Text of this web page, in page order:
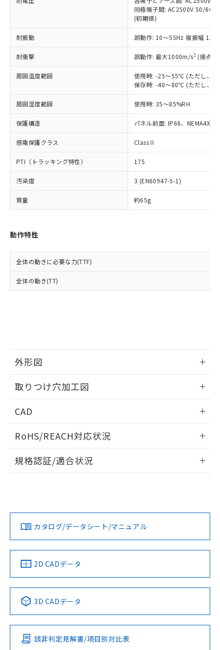
同極端子間: AC2500V 50/
(初期値)
耐振動 誤動作: 10～55Hz 複振幅
耐衝撃 誤動作: 最大1000m/s2 (接点
周囲温度範囲
使用時: -25～55℃ (ただし、氷
保存時: -40～80℃ (ただし、氷
周囲湿度範囲 使用時: 35～85%RH
保護構造 パネル前面: IP66、NEMA4X,
感電保護クラス Class II
PTI（トラッキング特性） 175
汚染度 3 (EN60947-5-1)
質量 約65g
動作特性
全体の動きに必要な力(TTF)
全体の動き(TT)
外形図
取りつけ穴加工図
CAD
ドすることができます。
ログイン/会員登録
ダウンロードデータをご利用いただく前に、以下を必ずお読
みください。
ソフトウェアの使用条件
RoHS/REACH対応状況
EU RoHS 注意事項・凡例
対応済み
中国 RoHS 注意事項・凡例
Pb Hg Cd Cr(VI)
O
規格認証/適合状況
カタログ/データシート/マニュアル
2D CADデータ
3D CADデータ
該非判定見解書/項目別対比表
在庫状況および標準価格照会結果は、
記載している更新日時点での社内デー
タに基づき作成されるものであり、閲
覧された時点での実際の在庫および標
準価格とは異なる場合があることをご
正式な納期状況および標準価格はお客
様のお取引先、またはお客様担当のオ
ムロン制御機器販売店・当社販売員に
オムロン制御機器販売店や当社販売拠
販売ネットワーク
」をご確認
在庫状況および標準価格結果を当社の
事前の承諾なく第三者に漏洩または開
示しないようお願いします。
マイパーツ機能（部品リスト作成サー
ビス）をご利用いただくには、I-Web
メンバーズにご登録されている必要が
引・商談に必要な範囲で利用すること
をご了承ください。
※当社の共同利用者とは、
の共同利用に関して"
の「1.共同利
むを得ず変更することがあります。
六価クロム(Cr(Ⅵ)) 1000ppm以下、ポリ臭化ビフェニル
類(PBB) 1000ppm以下、ポリ臭化ジフェニルエーテル類
(PBDE) 1000ppm以下、フタル酸ビス(2-エチルヘキシ
ル) (DEHP)(別名：DOP) 1000ppm以下、フタル酸ブチ
ルベンジル（BBP） 1000ppm以下、フタル酸ジブチル
（DBP） 1000ppm以下、フタル酸ジイソブチル
適用除外項目は除く。
フタル酸エステル類の４物質については閾値を超える意
図的な使用がないことを確認しています。
部品在庫の切り替え状況などにより、予定
月が前後することがあります。
とができます。
51物質の非含有証明書（当社基準）
欄に対応日を記載しておりました。
既に当社にて対応品への在庫切替を完了
していることから、特段のことがない限
り、2022年1月12日より割愛しておりま
す。
「－」：未確認です。当社販売部門へお問
*中国RoHS10物質の基準値 (GB/T26572)：
Pb(鉛) :1000ppm、 Hg(水銀) : 1000ppm、 Cd(カドミウ
Cr(Ⅵ)(六価クロム) : 1000ppm、 PBBs(ポリ臭化ビフェ
DBP(フタル酸ジブチル) : 1000ppm、 DIBP(フタル酸ジ
イソブチル) : 1000ppm、 BBP(フタル酸ブチルベンジ
DEHP(フタル酸ビス(2-エチルヘキシル)) : 1000ppm
※2 環境保護使用期限
「ｅ」：有害物質（10物質）のすべてが基
準値以下であることを示します。
「10」：通常の使用状況下において有害物
質が外部に漏えいし、環境に深刻な影響を
及ぼさない年数を意味します。
「－」：未確認です。当社販売部門へお問
い合わせください。
為替および外国貿易法に定める商品
（以下｢規制貨物等」という）を輸出
または国外への提供する場合は、日本
国政府の輸出許可(または役務取引許
可)を取得するなどの必要な手続きを
当社は規制貨物を破棄する場合は、完
全に破砕するなど、違法に輸出されな
いよう必要な手段を講じます。
当社は貴社製品を、核兵器、ミサイ
ル、化学兵器、生物兵器またはその他
武器並びにこれらの製造装置等に一切
当社は、貴社製品を第三者に販売する
場合は、上記1、2および3の内容を当
該第三者に通知します。また当社は、
販売先および販売に係わる関係者が違
法に輸出するおそれがある場合は、取
り引きをいたしません。
一定数以上の在庫あり
一定数には満たないが在庫あり
在庫なし(最新の在庫状況につ
いては、お客様のお取引先、ま
たはお客様担当のオムロン制御
機器販売店・当社販売員にご確
受注生産機種、また在庫状況の
情報を公開していない機種